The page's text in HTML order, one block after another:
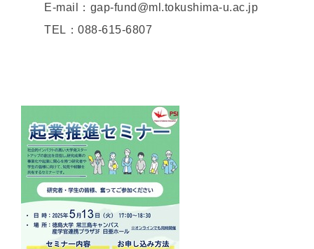
E-mail：gap-fund@ml.tokushima-u.ac.jp
TEL：088-615-6807